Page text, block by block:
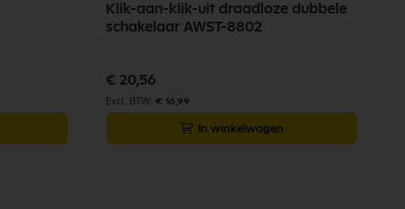
Klik-aan-klik-uit draadloze dubbele
schakelaar AWST-8802
€ 20,56
€ 16,99
In winkelwagen